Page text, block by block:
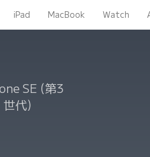
iPad MacBook Watch